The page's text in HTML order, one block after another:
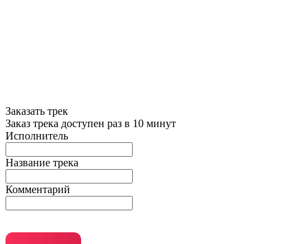
Заказать трек
Заказ трека доступен раз в 10 минут
Исполнитель
Название трека
Комментарий